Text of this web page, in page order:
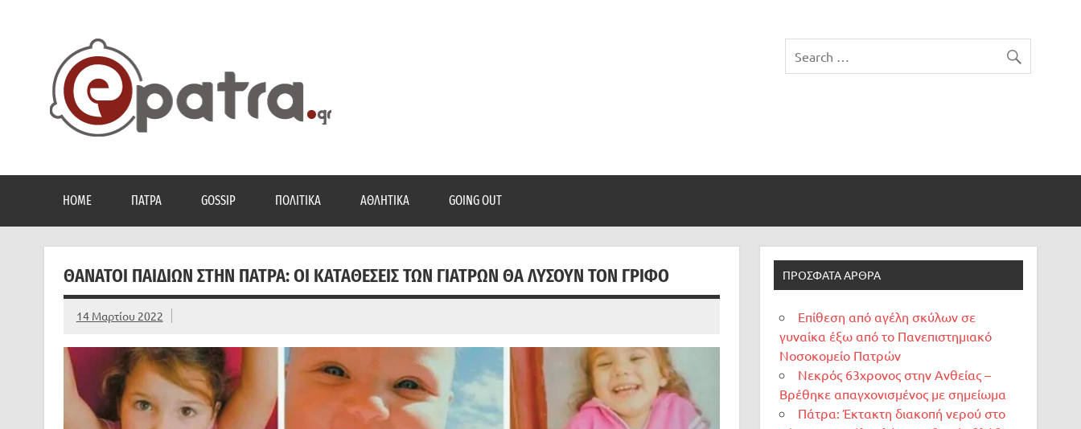
HOME ΠΆΤΡΑ GOSSIP ΠΟΛΙΤΙΚΆ ΑΘΛΗΤΙΚΆ GOING OUT
ΘΆΝΑΤΟΙ ΠΑΙΔΙΏΝ ΣΤΗΝ ΠΆΤΡΑ: ΟΙ ΚΑΤΑΘΈΣΕΙΣ ΤΩΝ ΓΙΑΤΡΏΝ ΘΑ ΛΎΣΟΥΝ ΤΟΝ ΓΡΊΦΟ
14 Μαρτίου 2022
ΠΡΌΣΦΑΤΑ ΆΡΘΡΑ
Επίθεση από αγέλη σκύλων σε
γυναίκα έξω από το Πανεπιστημιακό
Νοσοκομείο Πατρών
Νεκρός 63χρονος στην Ανθείας –
Βρέθηκε απαγχονισμένος με σημείωμα
Πάτρα: Έκτακτη διακοπή νερού στο